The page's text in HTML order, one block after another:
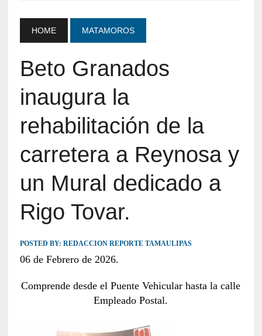
HOME MATAMOROS
Beto Granados
inaugura la
rehabilitación de la
carretera a Reynosa y
un Mural dedicado a
Rigo Tovar.
POSTED BY: REDACCION REPORTE TAMAULIPAS
06 de Febrero de 2026.
Comprende desde el Puente Vehicular hasta la calle
Empleado Postal.